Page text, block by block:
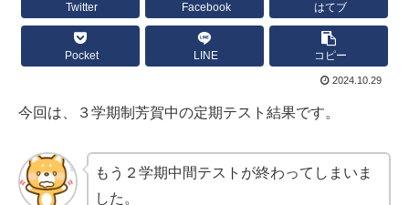
Twitter Facebook はてブ
Pocket LINE コピー
2024.10.29
今回は、３学期制芳賀中の定期テスト結果です。
もう２学期中間テストが終わってしまいま
した。